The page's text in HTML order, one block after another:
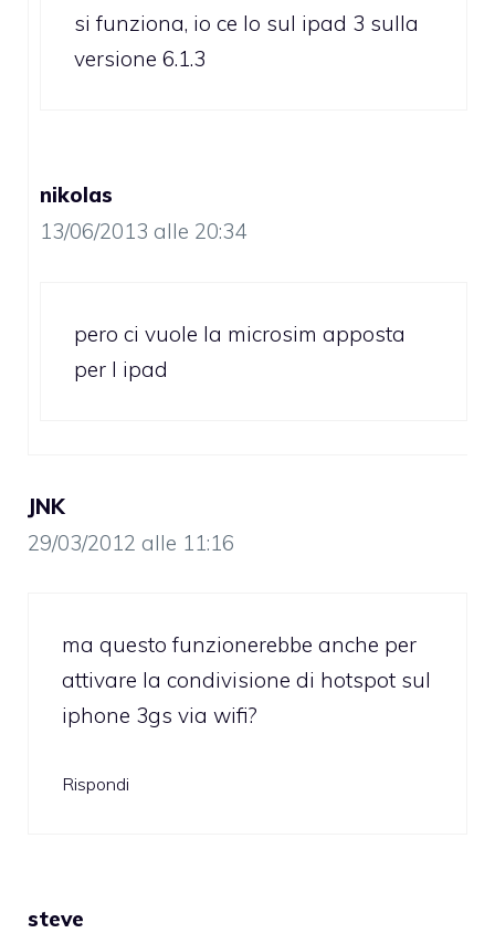
si funziona, io ce lo sul ipad 3 sulla
versione 6.1.3
nikolas
13/06/2013 alle 20:34
pero ci vuole la microsim apposta
per l ipad
JNK
29/03/2012 alle 11:16
ma questo funzionerebbe anche per
attivare la condivisione di hotspot sul
iphone 3gs via wifi?
Rispondi
steve